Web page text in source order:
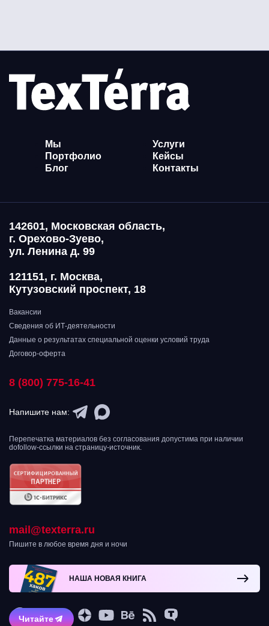
Читайте
Мы
Услуги
Портфолио
Кейсы
Блог
Контакты
142601, Московская область,
г. Орехово-Зуево,
ул. Ленина д. 99
121151, г. Москва,
Кутузовский проспект, 18
Вакансии
Сведения об ИТ-деятельности
Данные о результатах специальной оценки условий труда
Договор-оферта
8 (800) 775-16-41
Напишите нам:
Перепечатка материалов без согласования допустима при наличии
dofollow-ссылки на страницу-источник.
mail@texterra.ru
Пишите в любое время дня и ночи
НАША НОВАЯ КНИГА